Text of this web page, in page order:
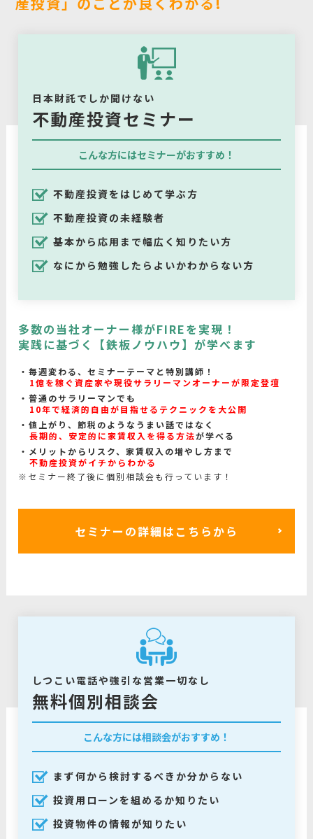
日本財託でしか聞けない
不動産投資セミナー
こんな方にはセミナーがおすすめ！
不動産投資をはじめて学ぶ方
不動産投資の未経験者
基本から応用まで幅広く知りたい方
なにから勉強したらよいかわからない方
多数の当社オーナー様がFIREを実現！
実践に基づく【鉄板ノウハウ】が学べます
毎週変わる、セミナーテーマと特別講師！
1億を稼ぐ資産家や現役サラリーマンオーナーが限定登壇
普通のサラリーマンでも
10年で経済的自由が目指せるテクニックを大公開
値上がり、節税のようなうまい話ではなく
長期的、安定的に家賃収入を得る方法が学べる
メリットからリスク、家賃収入の増やし方まで
不動産投資がイチからわかる
※セミナー終了後に個別相談会も行っています！
セミナーの詳細はこちらから
しつこい電話や強引な営業一切なし
無料個別相談会
こんな方には相談会がおすすめ！
まず何から検討するべきか分からない
投資用ローンを組めるか知りたい
投資物件の情報が知りたい